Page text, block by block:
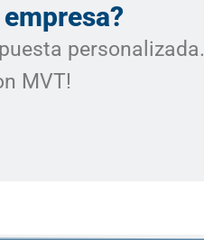
personalizada.
MVT!